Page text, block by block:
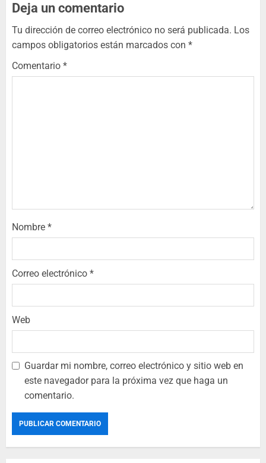
Deja un comentario
Tu dirección de correo electrónico no será publicada. Los
campos obligatorios están marcados con *
Comentario *
Nombre *
Correo electrónico *
Web
Guardar mi nombre, correo electrónico y sitio web en
este navegador para la próxima vez que haga un
comentario.